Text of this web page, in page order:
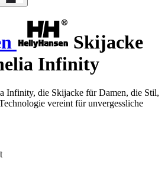
Skijacke
Infinity
Infinity, die Skijacke für Damen, die Stil,
vereint für unvergessliche